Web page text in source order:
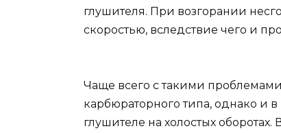
глушителя. При возгорании
скоростью, вследствие чего и
Чаще всего с такими
карбюраторного типа, однако и
глушителе на холостых